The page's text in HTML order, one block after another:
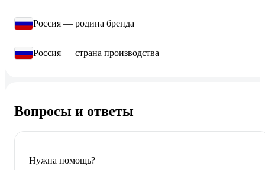
Россия — родина бренда
Россия — страна производства
Вопросы и ответы
Нужна помощь?